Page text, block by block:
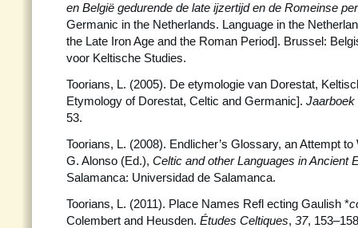
en België gedurende de late ijzertijd en de Romeinse
Germanic in the Netherlands. Language in the
the Late Iron Age and the Roman Period]. Brussel:
voor Keltische Studies.
Toorians, L. (2005). De etymologie van Dorestat,
Etymology of Dorestat, Celtic and Germanic]. Jaarboek
53.
Toorians, L. (2008). Endlicher’s Glossary, an Attempt
G. Alonso (Ed.), Celtic and other Languages in Ancient
Salamanca: Universidad de Salamanca.
Toorians, L. (2011). Place Names Refl ecting Gaulish *
Colembert and Heusden. Études Celtiques, 37,